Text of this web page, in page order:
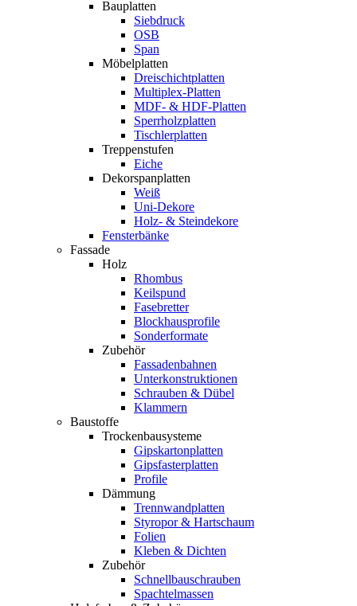
Bauplatten
Siebdruck
OSB
Span
Möbelplatten
Dreischichtplatten
Multiplex-Platten
MDF- & HDF-Platten
Sperrholzplatten
Tischlerplatten
Treppenstufen
Eiche
Dekorspanplatten
Weiß
Uni-Dekore
Holz- & Steindekore
Fensterbänke
Fassade
Holz
Rhombus
Keilspund
Fasebretter
Blockhausprofile
Sonderformate
Zubehör
Fassadenbahnen
Unterkonstruktionen
Schrauben & Dübel
Klammern
Baustoffe
Trockenbausysteme
Gipskartonplatten
Gipsfasterplatten
Profile
Dämmung
Trennwandplatten
Styropor & Hartschaum
Folien
Kleben & Dichten
Zubehör
Schnellbauschrauben
Spachtelmassen